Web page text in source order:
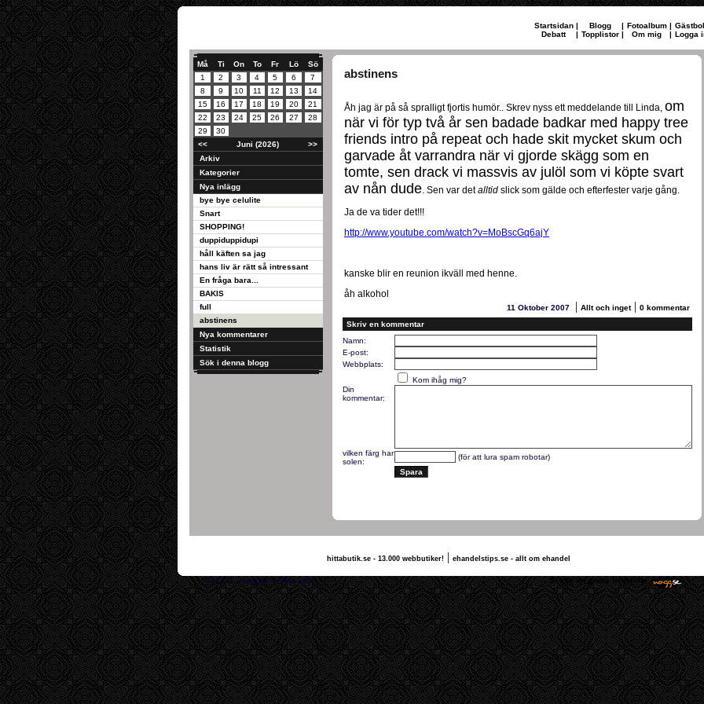
Startsidan | Blogg | Fotoalbum |
Debatt
| Topplistor | Om mig | Logga
Må Ti On To Fr Lö
Sö
1
2 3 4 5 6
7
8
9 10 11 12 13
14
15
16 17 18 19 20
21
22
23 24 25 26 27
28
29
30
<<
Juni (2026)
>>
Arkiv
Kategorier
Nya inlägg
bye bye celulite
Snart
SHOPPING!
duppiduppidupi
håll käften sa jag
hans liv är rätt så intressant
En fråga bara...
BAKIS
full
abstinens
Nya kommentarer
Statistik
Sök i denna blogg
abstinens
Åh jag är på så spralligt fjortis humör.. Skrev nyss ett meddelande till Linda, om
när vi för typ två år sen badade badkar med happy tree
friends intro på repeat och hade skit mycket skum och
garvade åt varrandra när vi gjorde skägg som en
tomte, sen drack vi massvis av julöl som vi köpte svart
av nån dude. Sen var detalltid slick som gälde och efterfester varje gång.
Ja de va tider det!!!
http://www.youtube.com/watch?v=MoBscGq6ajY
kanske blir en reunion ikväll med henne.
åh alkohol
11 Oktober 2007 | Allt och inget| 0 kommentar
Skriv en kommentar
Namn:
E-post:
Webbplats:
Kom ihåg mig?
Din
kommentar:
vilken färg har
solen:
(för att lura spam robotar)
hittabutik.se - 13.000 webbutiker!| ehandelstips.se - allt om ehandel
(c) 2011, nogg.se & Tilda vettu Skaffa en gratis hemsida